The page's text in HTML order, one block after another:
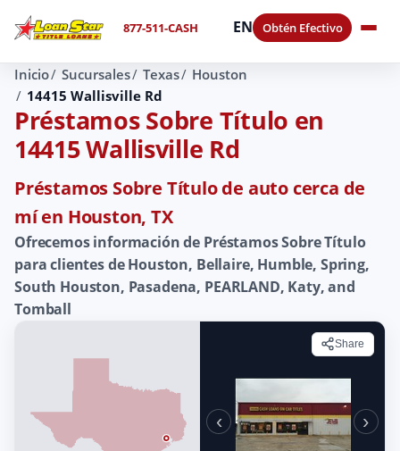
877-511-CASH EN Obtén Efectivo
Inicio Sucursales Texas
Houston
14415 Wallisville Rd
Préstamos Sobre Título en
14415 Wallisville Rd
Préstamos Sobre Título de auto cerca de
mí en Houston, TX
Ofrecemos información de Préstamos Sobre Título
para clientes de Houston, Bellaire, Humble, Spring,
South Houston, Pasadena, PEARLAND, Katy, and
Tomball
Share
‹ ›